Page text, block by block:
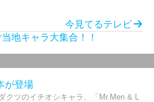
今見てるテレビ
地キャラ大集合！！
が登場
クツのイチオシキャラ、「Mr.Men & L